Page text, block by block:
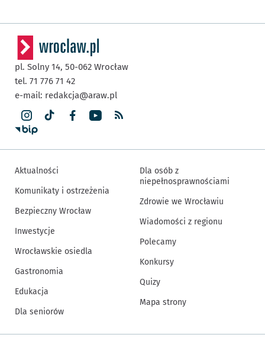
pl. Solny 14, 50-062 Wrocław
tel. 71 776 71 42
e-mail: redakcja@araw.pl
Aktualności
Komunikaty i ostrzeżenia
Bezpieczny Wrocław
Inwestycje
Wrocławskie osiedla
Gastronomia
Edukacja
Dla seniorów
Dla osób z
niepełnosprawnościami
Zdrowie we Wrocławiu
Wiadomości z regionu
Polecamy
Konkursy
Quizy
Mapa strony